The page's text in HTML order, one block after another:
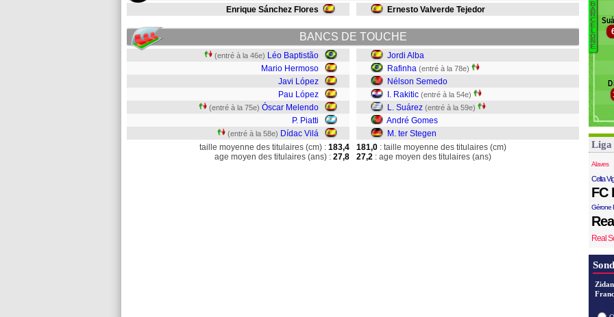
Enrique Sánchez Flores Ernesto Valverde Tejedor
BANCS DE TOUCHE
(entré à la 46e) Léo Baptistão
Mario Hermoso
Javi López
Pau López
(entré à la 75e) Óscar Melendo
P. Piatti
(entré à la 58e) Dídac Vilá
Jordi Alba
Rafinha (entré à la 78e)
Nélson Semedo
I. Rakitic (entré à la 54e)
L. Suárez (entré à la 59e)
André Gomes
M. ter Stegen
taille moyenne des titulaires (cm) : 183,4
age moyen des titulaires (ans) : 27,8
181,0 : taille moyenne des titulaires (cm)
27,2 : age moyen des titulaires (ans)
B
A
R
C
E
L
O
N
E
Liga
Alaves
Celta
FC
Gérone
Real